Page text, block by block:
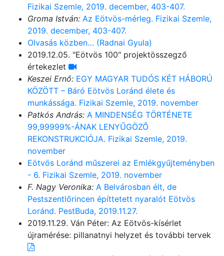
Fizikai Szemle, 2019. december, 403-407.
Groma István: Az Eötvös-mérleg. Fizikai Szemle,
2019. december, 403-407.
Olvasás közben… (Radnai Gyula)
2019.12.05. "Eötvös 100" projektösszegző
értekezlet
Keszei Ernő: EGY MAGYAR TUDÓS KÉT HÁBORÚ
KÖZÖTT – Báró Eötvös Loránd élete és
munkássága. Fizikai Szemle, 2019. november
Patkós András: A MINDENSÉG TÖRTÉNETE
99,99999%-ÁNAK LENYŰGÖZŐ
REKONSTRUKCIÓJA. Fizikai Szemle, 2019.
november
Eötvös Loránd műszerei az Emlékgyűjteményben
- 6. Fizikai Szemle, 2019. november
F. Nagy Veronika: A Belvárosban élt, de
Pestszentlőrincen építtetett nyaralót Eötvös
Loránd. PestBuda, 2019.11.27.
2019.11.29. Ván Péter: Az Eötvös-kísérlet
újramérése: pillanatnyi helyzet és további tervek